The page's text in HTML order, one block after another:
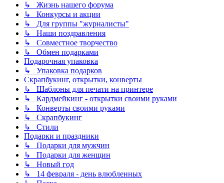
↳ Жизнь нашего форума
↳ Конкурсы и акции
↳ Для группы "журналисты"
↳ Наши поздравления
↳ Совместное творчество
↳ Обмен подарками
Подарочная упаковка
↳ Упаковка подарков
Скрапбукинг, открытки, конверты
↳ Шаблоны для печати на принтере
↳ Кардмейкинг - открытки своими руками
↳ Конверты своими руками
↳ Скрапбукинг
↳ Стили
Подарки и праздники
↳ Подарки для мужчин
↳ Подарки для женщин
↳ Новый год
↳ 14 февраля - день влюбленных